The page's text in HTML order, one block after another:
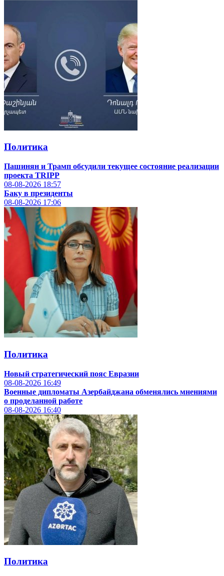
Политика
Пашинян и Трамп обсудили текущее состояние реализации
проекта TRIPP
08-08-2026 18:57
Баку в президенты
08-08-2026 17:06
Политика
Новый стратегический пояс Евразии
08-08-2026 16:49
Военные дипломаты Азербайджана обменялись мнениями
о проделанной работе
08-08-2026 16:40
Политика